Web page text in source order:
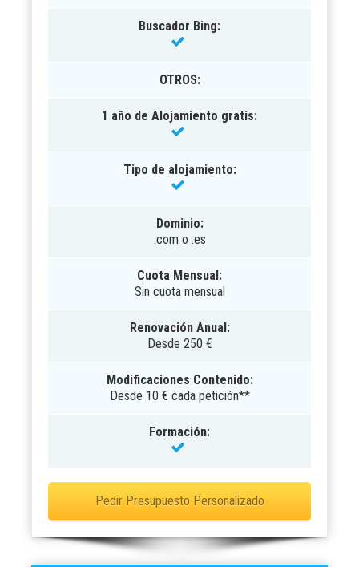
Buscador Bing:
OTROS:
1 año de Alojamiento gratis:
Tipo de alojamiento:
Dominio:
.com o .es
Cuota Mensual:
Sin cuota mensual
Renovación Anual:
Desde 250 €
Modificaciones Contenido:
Desde 10 € cada petición**
Formación:
Pedir Presupuesto Personalizado